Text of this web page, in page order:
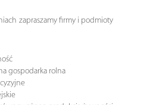
zapraszamy firmy i podmioty
gospodarka rolna